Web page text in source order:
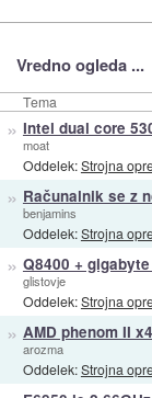
Vredno ogleda ...
Tema
» Intel dual core
moat
Oddelek:Strojna
» Računalnik se z
benjamins
Oddelek:Strojna
» Q8400 +
glistovje
Oddelek:Strojna
» AMD phenom II
arozma
Oddelek:Strojna